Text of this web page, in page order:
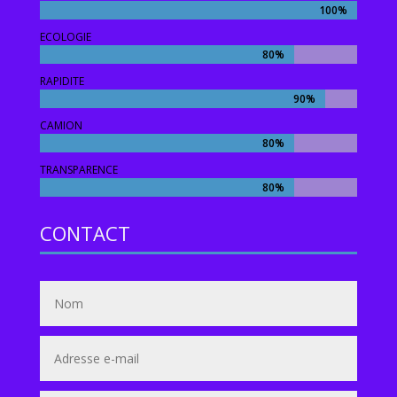
100%
100%
ECOLOGIE
80%
80%
RAPIDITE
90%
90%
CAMION
80%
80%
TRANSPARENCE
80%
80%
CONTACT